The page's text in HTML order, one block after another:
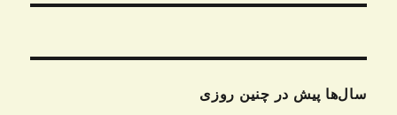
سال‌ها پیش در چنین روزی